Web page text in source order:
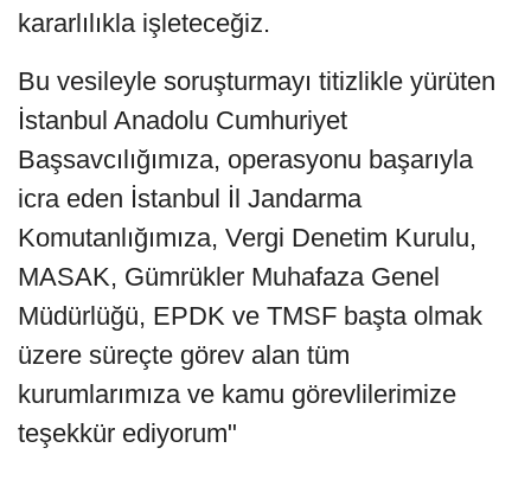
kararlılıkla işleteceğiz.
Bu vesileyle soruşturmayı titizlikle yürüten
İstanbul Anadolu Cumhuriyet
Başsavcılığımıza, operasyonu başarıyla
icra eden İstanbul İl Jandarma
Komutanlığımıza, Vergi Denetim Kurulu,
MASAK, Gümrükler Muhafaza Genel
Müdürlüğü, EPDK ve TMSF başta olmak
üzere süreçte görev alan tüm
kurumlarımıza ve kamu görevlilerimize
teşekkür ediyorum"